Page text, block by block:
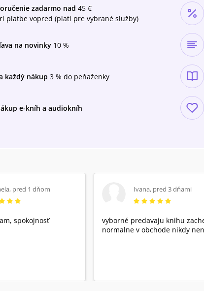
zadarmo nad 45 €
platbe vopred (platí pre vybrané služby)
na novinky 10 %
každý nákup 3 % do peňaženky
e-kníh a audiokníh
, pred 1 dňom
spokojnosť
Ivana, pred 3 dňami
vyborné predavaju knihu
normalne v obchode nikdy